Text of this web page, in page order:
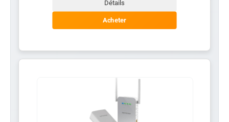
Détails
Acheter